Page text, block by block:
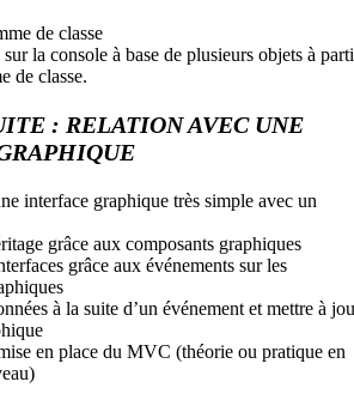
de classe
la console à base de plusieurs objets à
de classe.
: RELATION AVEC UNE
interface graphique très simple avec un
grâce aux composants graphiques
grâce aux événements sur les
à la suite d’un événement et mettre à
en place du MVC (théorie ou pratique en